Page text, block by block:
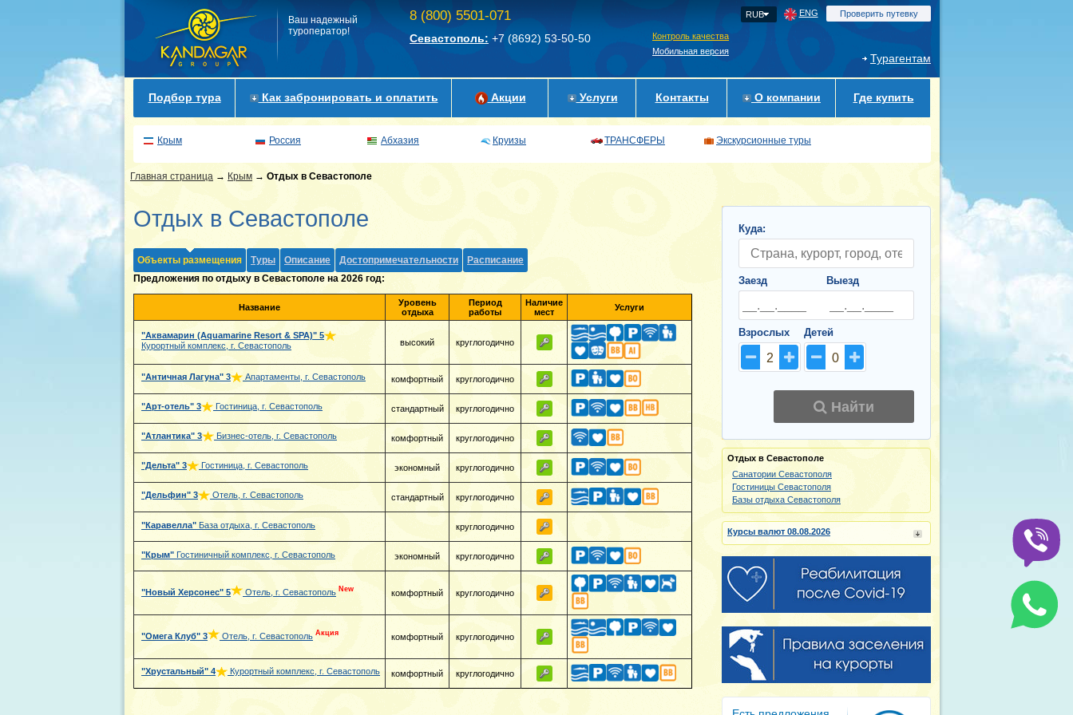
Ваш надежный
туроператор!
8 (800) 5501-071
Севастополь: +7 (8692) 53-50-50
Контроль качества
Мобильная версия
RUB ENG Проверить путевку
Турагентам
Подбор тура Как забронировать и оплатить Акции Услуги Контакты О компании Где купить
Крым Россия Абхазия Круизы ТРАНСФЕРЫ Экскурсионные туры
Главная страница → Крым → Отдых в Севастополе
Отдых в Севастополе
Объекты размещения Туры Описание Достопримечательности
Расписание
Предложения по отдыху в Севастополе на 2026 год:
Название
Уровень
отдыха
Период
работы
Наличие
мест
Услуги
"Аквамарин (Aquamarine Resort & SPA)" 5
Курортный комплекс, г. Севастополь
высокий круглогодично
"Античная Лагуна" 3 Апартаменты, г. Севастополь комфортный круглогодично
"Арт-отель" 3 Гостиница, г. Севастополь стандартный круглогодично
"Атлантика" 3 Бизнес-отель, г. Севастополь комфортный круглогодично
"Дельта" 3 Гостиница, г. Севастополь экономный круглогодично
"Дельфин" 3 Отель, г. Севастополь стандартный круглогодично
"Каравелла" База отдыха, г. Севастополь круглогодично
"Крым" Гостиничный комплекс, г. Севастополь экономный круглогодично
"Новый Херсонес" 5 Отель, г. Севастополь New комфортный круглогодично
"Омега Клуб" 3 Отель, г. Севастополь Акция комфортный круглогодично
"Хрустальный" 4 Курортный комплекс, г. Севастополь комфортный круглогодично
Куда:
Заезд Выезд
Взрослых
2
Детей
0
Найти
Отдых в Севастополе
Санатории Севастополя
Гостиницы Севастополя
Базы отдыха Севастополя
Курсы валют 08.08.2026